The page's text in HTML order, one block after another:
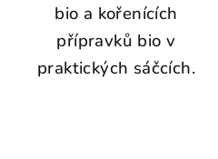
bio a kořenících
přípravků bio v
praktických sáčcích.